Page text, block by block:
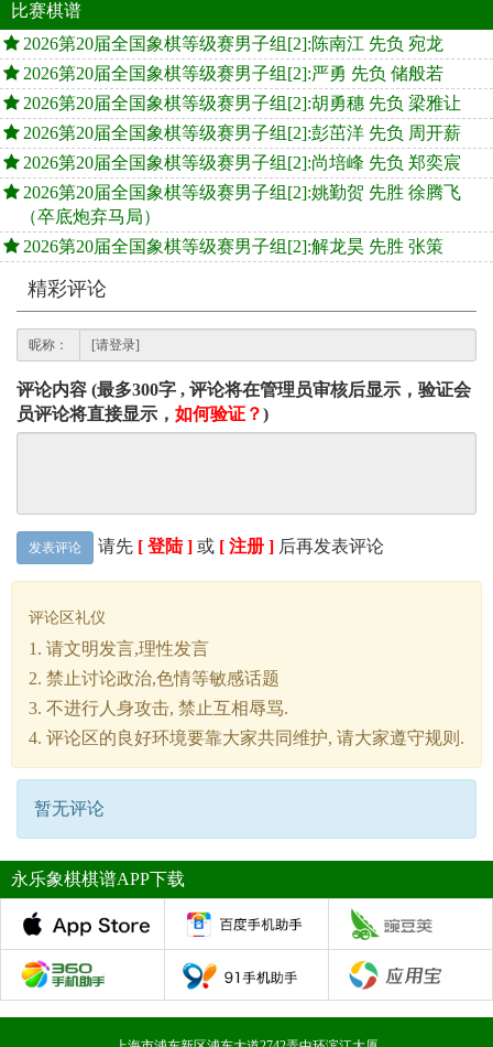
比赛棋谱
2026第20届全国象棋等级赛男子组[2]:陈南江 先负 宛龙
2026第20届全国象棋等级赛男子组[2]:严勇 先负 储般若
2026第20届全国象棋等级赛男子组[2]:胡勇穗 先负 梁雅让
2026第20届全国象棋等级赛男子组[2]:彭茁洋 先负 周开薪
2026第20届全国象棋等级赛男子组[2]:尚培峰 先负 郑奕宸
2026第20届全国象棋等级赛男子组[2]:姚勤贺 先胜 徐腾飞
（卒底炮弃马局）
2026第20届全国象棋等级赛男子组[2]:解龙昊 先胜 张策
精彩评论
昵称：
评论内容 (最多300字 , 评论将在管理员审核后显示，验证会
员评论将直接显示， 如何验证？)
发表评论 请先 [ 登陆 ] 或 [ 注册 ] 后再发表评论
评论区礼仪
1. 请文明发言,理性发言
2. 禁止讨论政治,色情等敏感话题
3. 不进行人身攻击, 禁止互相辱骂.
4. 评论区的良好环境要靠大家共同维护, 请大家遵守规则.
暂无评论
永乐象棋棋谱APP下载